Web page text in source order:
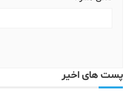
پست های اخیر